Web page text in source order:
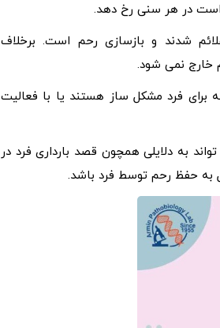
است در هر سنی رخ دهد.
شدند و بازسازی رحم است. برخلاف
خارج نمی شود.
فرد مشکل ساز هستند یا با فعالیت
به دلایلی همچون قصد بارداری فرد در
به حفظ رحم توسط فرد باشد.